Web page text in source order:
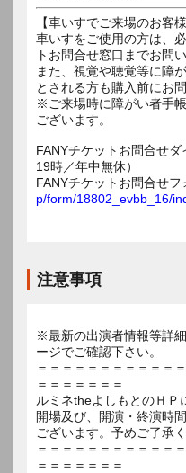
【車いすでご来場のお客様
車いすをご使用の方は、
トお問合せ窓口までお問
また、視覚や聴覚等に障
とされる方も購入前にお
※ご来場時に障がい者手
ございます。
FANYチケットお問合せ
19時／年中無休）
FANYチケットお問合せ
p/form/18802_evbb_16/
注意事項
※最新の出演者情報等詳
ージでご確認下さい。
＝＝＝＝＝＝＝＝＝＝＝
＝＝＝＝＝＝＝
ルミネtheよしもとのＨＰ
開場及び、開演・終演時
ございます。予めご了承く
＝＝＝＝＝＝＝＝＝＝＝
＝＝＝＝＝＝＝